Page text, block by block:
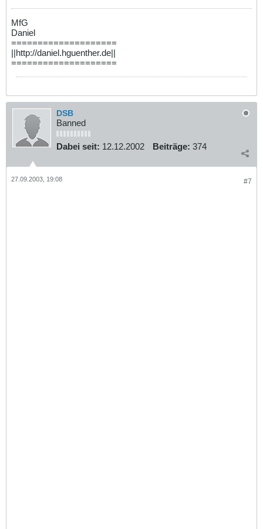
MfG
Daniel
====================
||http://daniel.hguenther.de||
====================
DSB
Banned
Dabei seit: 12.12.2002 Beiträge: 374
#7
27.09.2003, 19:08